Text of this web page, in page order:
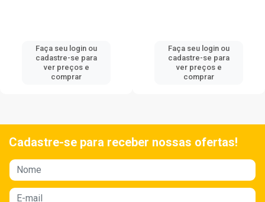
Faça seu login ou
cadastre-se para
ver preços e
comprar
Faça seu login ou
cadastre-se para
ver preços e
comprar
Cadastre-se para receber nossas ofertas!